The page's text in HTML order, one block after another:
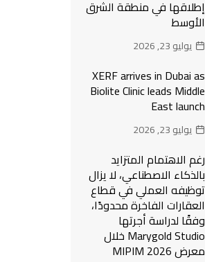
إطلاقها في منطقة الشرق
الأوسط
يوليو 23, 2026
XERF arrives in Dubai as
Biolite Clinic leads Middle
East launch
يوليو 23, 2026
رغم الاهتمام المتزايد
بالذكاء الاصطناعي، لا يزال
توظيفه العملي في قطاع
العقارات الفاخرة محدودًا،
وفقًا لدراسة أجرتها
Marygold Studio خلال
معرض MIPIM 2026